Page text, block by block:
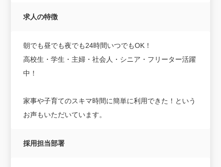
求人の特徴
朝でも昼でも夜でも24時間いつでもOK！
高校生・学生・主婦・社会人・シニア・フリーター活躍
中！
家事や子育てのスキマ時間に簡単に利用できた！という
お声もいただいています。
採用担当部署